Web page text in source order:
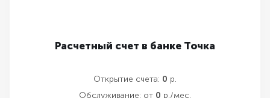
Расчетный счет в банке Точка
Открытие счета: 0 р.
Обслуживание: от 0 р./мес.